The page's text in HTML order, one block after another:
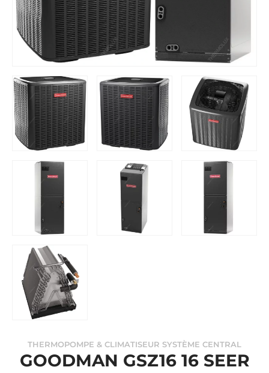
THERMOPOMPE & CLIMATISEUR SYSTÈME CENTRAL
GOODMAN GSZ16 16 SEER